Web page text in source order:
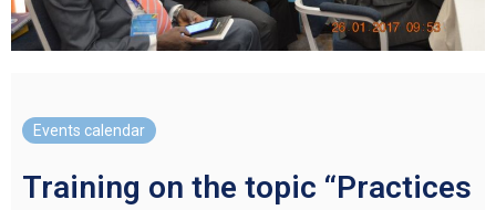
Events calendar
Training on the topic “Practices